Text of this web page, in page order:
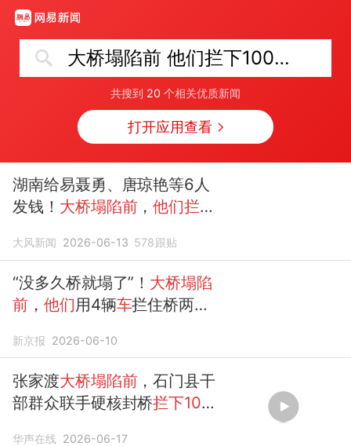
大桥塌陷前 他们拦下100多辆车
共搜到 20 个相关优质新闻
打开应用查看
湖南给易聂勇、唐琼艳等6人
发钱！ 大桥塌陷前，他们拦下
大风新闻 2026-06-13 578跟贴
“没多久桥就塌了”！ 大桥塌陷
前 ，他们用4辆车拦住桥两
新京报 2026-06-10
张家渡大桥塌陷前，石门县干
部群众联手硬核封桥拦下100
华声在线 2026-06-17